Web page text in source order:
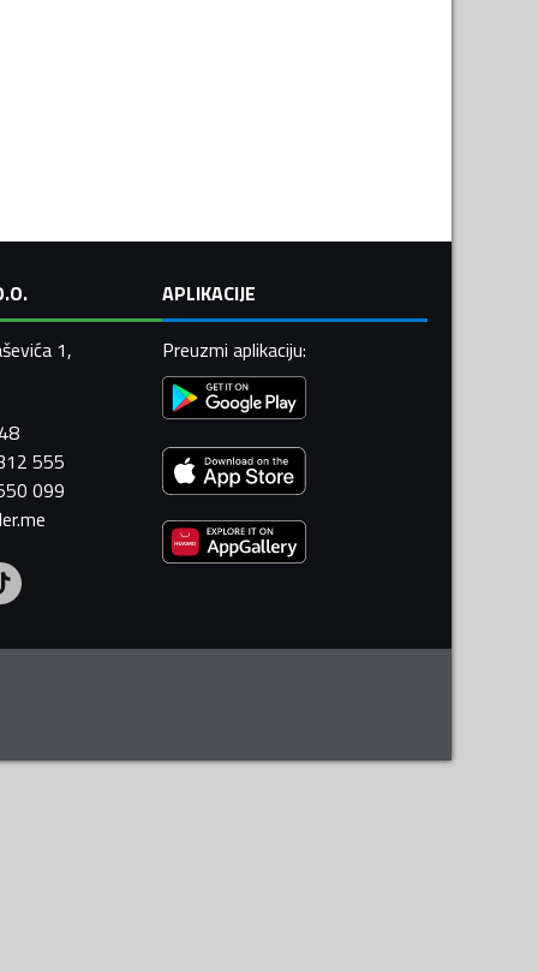
1,
555
099
APLIKACIJE
Preuzmi aplikaciju: